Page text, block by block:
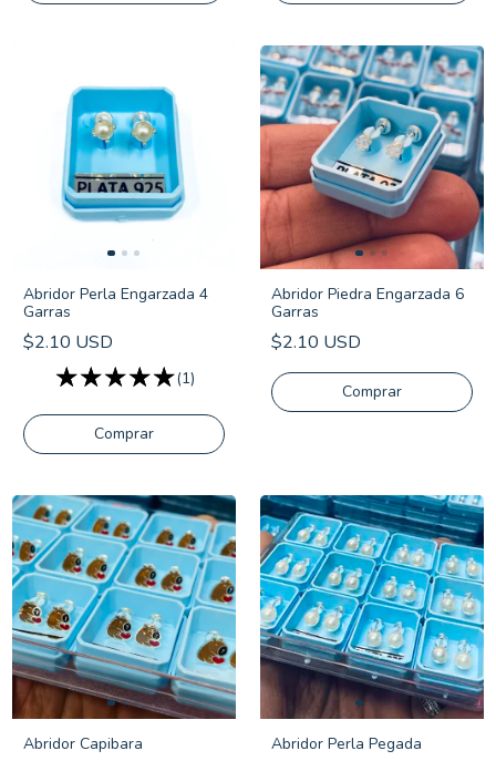
Abridor Perla Engarzada 4
Garras
$2.10 USD
(1)
Abridor Piedra Engarzada 6
Garras
$2.10 USD
Comprar
Abridor Capibara Abridor Perla Pegada